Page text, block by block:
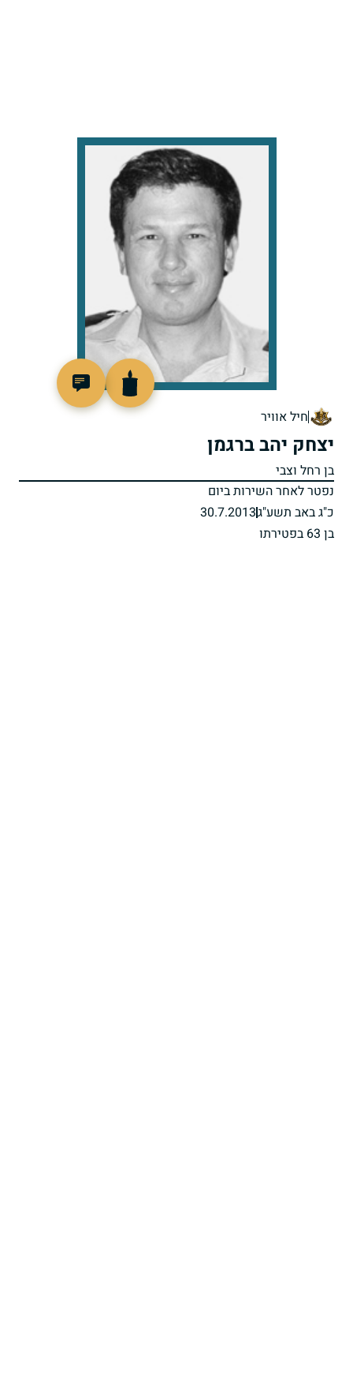
חיל אוויר
יצחק יהב ברגמן
בן רחל וצבי
נפטר לאחר השירות ביום
כ"ג באב תשע"ג30.7.2013
בן 63 בפטירתו